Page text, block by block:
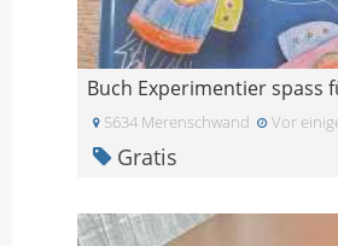
5634 Merenschwand Vor
Gratis